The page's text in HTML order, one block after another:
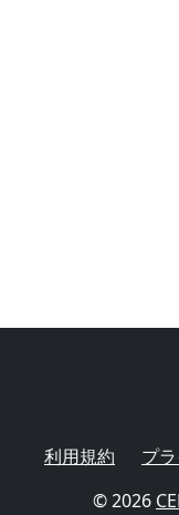
利用規約 プ
© 2026